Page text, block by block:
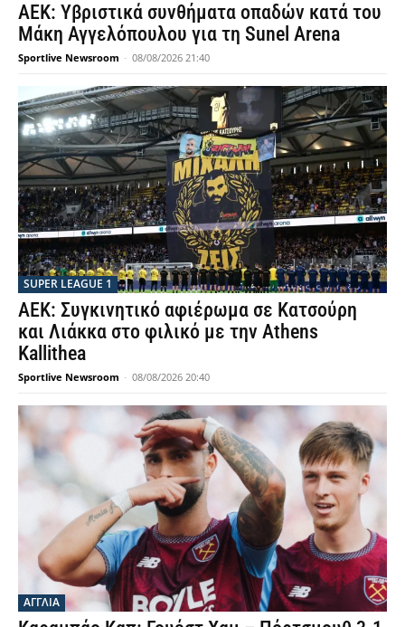
ΑΕΚ: Υβριστικά συνθήματα οπαδών κατά του
Μάκη Αγγελόπουλου για τη Sunel Arena
Sportlive Newsroom - 08/08/2026 21:40
SUPER LEAGUE 1
ΑΕΚ: Συγκινητικό αφιέρωμα σε Κατσούρη
και Λιάκκα στο φιλικό με την Athens
Kallithea
Sportlive Newsroom - 08/08/2026 20:40
ΑΓΓΛΙΑ